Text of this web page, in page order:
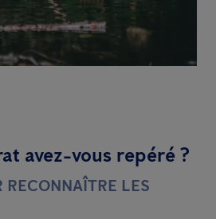
avez-vous repéré ?
RECONNAÎTRE LES